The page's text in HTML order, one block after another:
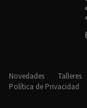
Novedades Talleres
Política de Privacidad